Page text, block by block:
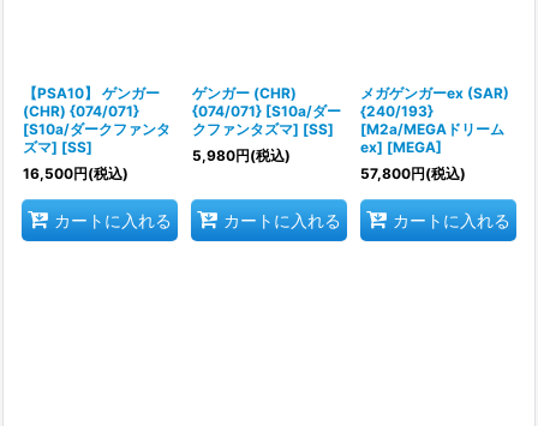
【PSA10】 ゲンガー
(CHR) {074/071}
[S10a/ダークファンタ
ズマ] [SS]
16,500円(税込)
カートに入れる
ゲンガー (CHR)
{074/071} [S10a/ダー
クファンタズマ] [SS]
5,980円(税込)
カートに入れる
メガゲンガーex (SAR)
{240/193}
[M2a/MEGAドリーム
ex] [MEGA]
57,800円(税込)
カートに入れる